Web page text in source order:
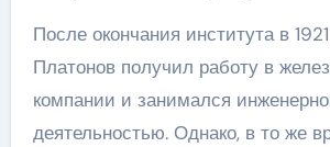
После окончания института в
Платонов получил работу в
компании и занимался
деятельностью. Однако, в то же